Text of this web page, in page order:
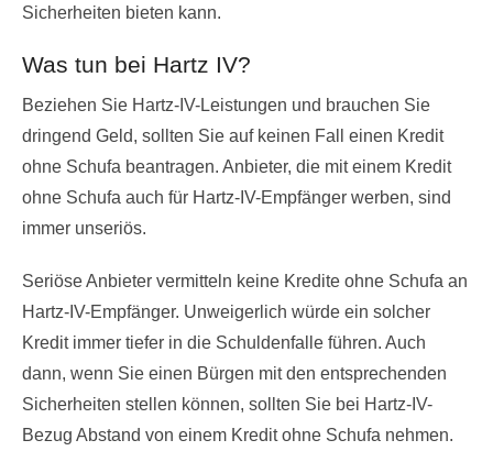
Sicherheiten bieten kann.
Was tun bei Hartz IV?
Beziehen Sie Hartz-IV-Leistungen und brauchen Sie
dringend Geld, sollten Sie auf keinen Fall einen Kredit
ohne Schufa beantragen. Anbieter, die mit einem Kredit
ohne Schufa auch für Hartz-IV-Empfänger werben, sind
immer unseriös.
Seriöse Anbieter vermitteln keine Kredite ohne Schufa an
Hartz-IV-Empfänger. Unweigerlich würde ein solcher
Kredit immer tiefer in die Schuldenfalle führen. Auch
dann, wenn Sie einen Bürgen mit den entsprechenden
Sicherheiten stellen können, sollten Sie bei Hartz-IV-
Bezug Abstand von einem Kredit ohne Schufa nehmen.